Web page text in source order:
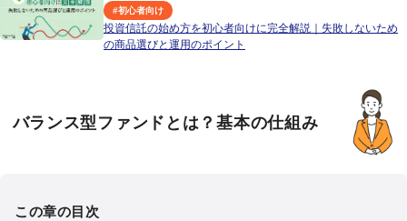
#初心者向け
投資信託の始め方を初心者向けに完全解説｜失敗しないため
の商品選びと運用のポイント
バランス型ファンドとは？基本の仕組み
この章の目次